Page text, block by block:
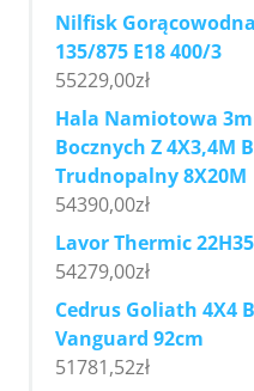
Nilfisk
135/875 E18 400/3
55229,00zł
Hala Namiotowa 3m
Bocznych Z 4X3,4M
Trudnopalny 8X20M
54390,00zł
Lavor Thermic
54279,00zł
Cedrus Goliath 4X4
Vanguard 92cm
51781,52zł